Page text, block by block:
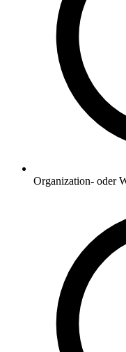
Organization- oder